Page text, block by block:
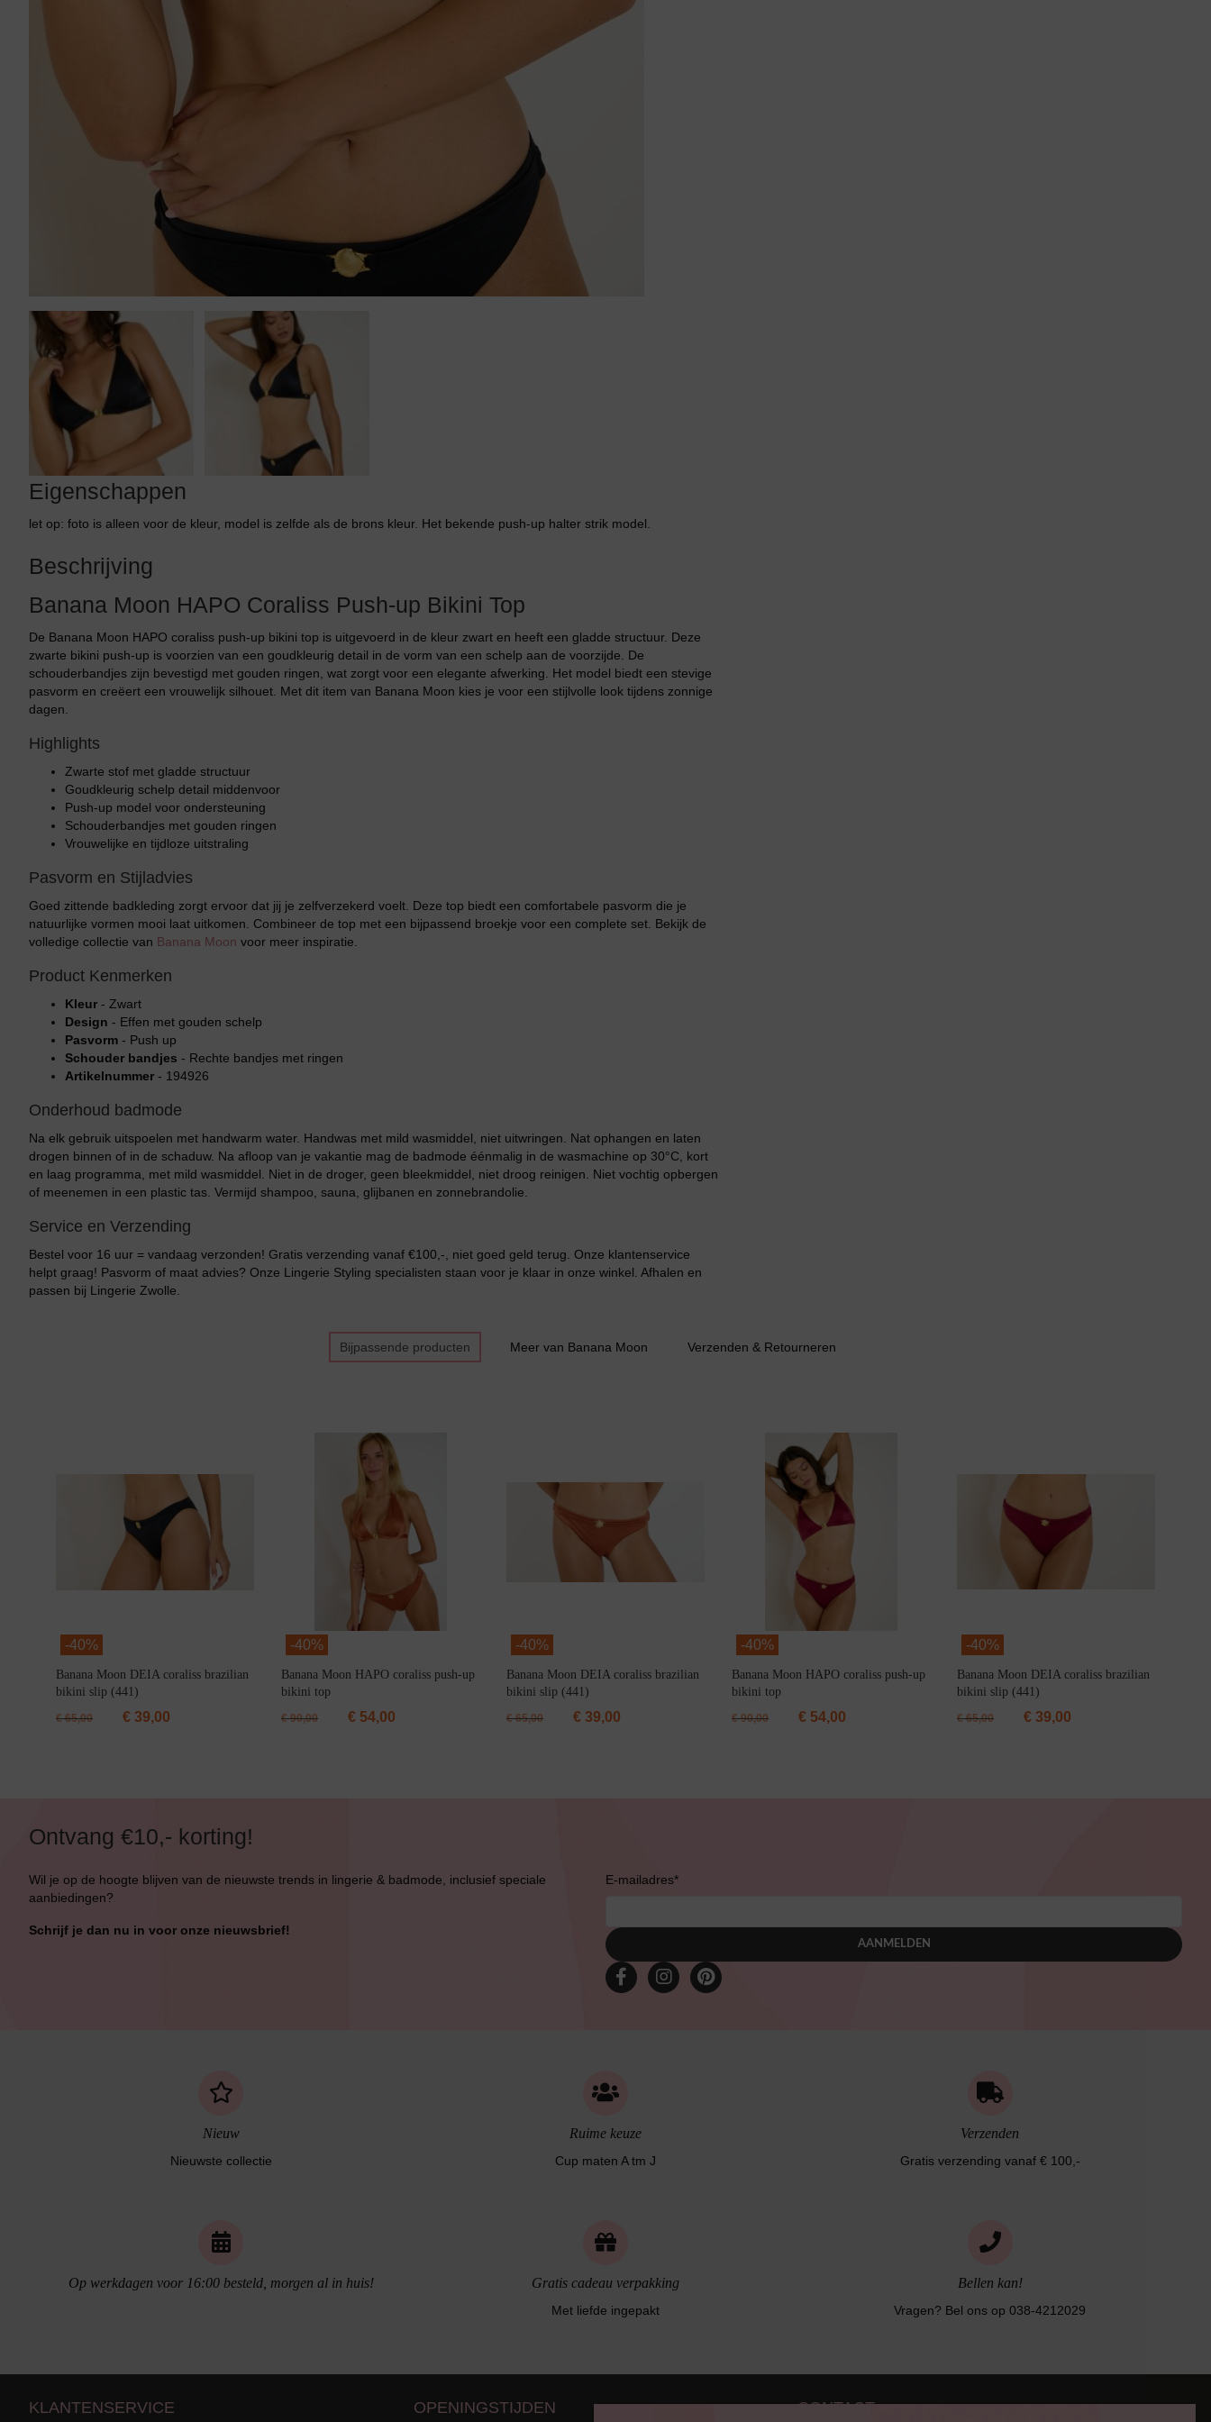
Eigenschappen
let op: foto is alleen voor de kleur, model is zelfde als de brons kleur. Het bekende push-up halter strik model.
Beschrijving
Banana Moon HAPO Coraliss Push-up Bikini Top
De Banana Moon HAPO coraliss push-up bikini top is uitgevoerd in de kleur zwart en heeft een gladde structuur. Deze
zwarte bikini push-up is voorzien van een goudkleurig detail in de vorm van een schelp aan de voorzijde. De
schouderbandjes zijn bevestigd met gouden ringen, wat zorgt voor een elegante afwerking. Het model biedt een stevige
pasvorm en creëert een vrouwelijk silhouet. Met dit item van Banana Moon kies je voor een stijlvolle look tijdens zonnige
dagen.
Highlights
Zwarte stof met gladde structuur
Goudkleurig schelp detail middenvoor
Push-up model voor ondersteuning
Schouderbandjes met gouden ringen
Vrouwelijke en tijdloze uitstraling
Pasvorm en Stijladvies
Goed zittende badkleding zorgt ervoor dat jij je zelfverzekerd voelt. Deze top biedt een comfortabele pasvorm die je
natuurlijke vormen mooi laat uitkomen. Combineer de top met een bijpassend broekje voor een complete set. Bekijk de
volledige collectie van Banana Moon voor meer inspiratie.
Product Kenmerken
Kleur - Zwart
Design - Effen met gouden schelp
Pasvorm - Push up
Schouder bandjes - Rechte bandjes met ringen
Artikelnummer - 194926
Onderhoud badmode
Na elk gebruik uitspoelen met handwarm water. Handwas met mild wasmiddel, niet uitwringen. Nat ophangen en laten
drogen binnen of in de schaduw. Na afloop van je vakantie mag de badmode éénmalig in de wasmachine op 30°C, kort
en laag programma, met mild wasmiddel. Niet in de droger, geen bleekmiddel, niet droog reinigen. Niet vochtig opbergen
of meenemen in een plastic tas. Vermijd shampoo, sauna, glijbanen en zonnebrandolie.
Service en Verzending
Bestel voor 16 uur = vandaag verzonden! Gratis verzending vanaf €100,-, niet goed geld terug. Onze klantenservice
helpt graag! Pasvorm of maat advies? Onze Lingerie Styling specialisten staan voor je klaar in onze winkel. Afhalen en
passen bij Lingerie Zwolle.
Bijpassende producten Meer van Banana Moon Verzenden & Retourneren
-40%
Banana Moon DEIA coraliss brazilian
bikini slip (441)
€65,00 € 39,00
-40%
Banana Moon HAPO coraliss push-up
bikini top
€90,00 € 54,00
-40%
Banana Moon DEIA coraliss brazilian
bikini slip (441)
€65,00 € 39,00
-40%
Banana Moon HAPO coraliss push-up
bikini top
€90,00 € 54,00
-40%
Banana Moon DEIA coraliss brazilian
bikini slip (441)
€65,00 € 39,00
Ontvang €10,- korting!
Wil je op de hoogte blijven van de nieuwste trends in lingerie & badmode, inclusief speciale
aanbiedingen?
Schrijf je dan nu in voor onze nieuwsbrief!
E-mailadres*
AANMELDEN
Nieuw
Nieuwste collectie
Ruime keuze
Cup maten A tm J
Verzenden
Gratis verzending vanaf € 100,-
Op werkdagen voor 16:00 besteld, morgen al in huis! Gratis cadeau verpakking
Met liefde ingepakt
Bellen kan!
Vragen? Bel ons op 038-4212029
KLANTENSERVICE OPENINGSTIJDEN CONTACT
Huispak